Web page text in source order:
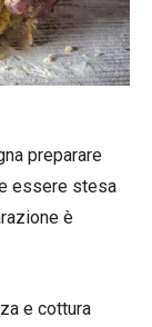
preparare
essere stesa
è
e cottura